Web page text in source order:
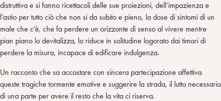
distruttiva e si fanno ricettacoli delle sue proiezioni, dell’impazienza e
l’astio per tutto ciò che non si da subito e pieno, la dose di sintomi di un
male che c’è, che fa perdere un orizzonte di senso al vivere mentre
pian piano lo devitalizza, lo riduce in solitudine logorato dai timori di
perdere la misura, incapace di edificare indulgenza.
Un racconto che sa accostare con sincera partecipazione affettiva
queste tragiche tormente emotive e suggerire la strada, il lutto necessario
di una parte per avere il resto che la vita ci riserva.